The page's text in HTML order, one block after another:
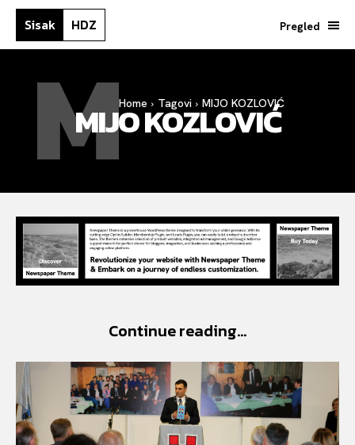
Sisak HDZ Pregled
Home Tagovi MIJO KOZLOVIĆ
MIJO KOZLOVIĆ
M
Continue reading...